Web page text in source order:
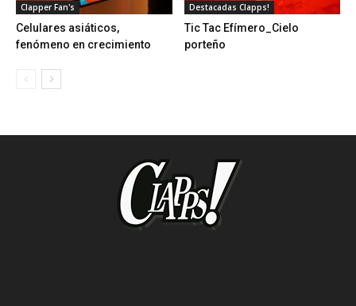
Clapper Fan's
Celulares asiáticos,
fenómeno en crecimiento
Destacadas Clapps!
Tic Tac Efímero_Cielo
porteño